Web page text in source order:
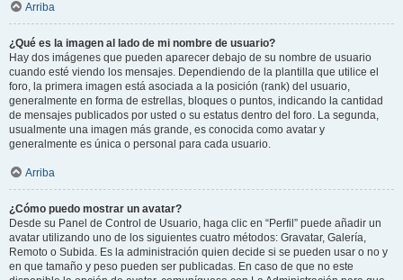
Arriba
¿Qué es la imagen al lado de mi nombre de usuario?
Hay dos imágenes que pueden aparecer debajo de su nombre de usuario
cuando esté viendo los mensajes. Dependiendo de la plantilla que utilice el
foro, la primera imagen está asociada a la posición (rank) del usuario,
generalmente en forma de estrellas, bloques o puntos, indicando la cantidad
de mensajes publicados por usted o su estatus dentro del foro. La segunda,
usualmente una imagen más grande, es conocida como avatar y
generalmente es única o personal para cada usuario.
Arriba
¿Cómo puedo mostrar un avatar?
Desde su Panel de Control de Usuario, haga clic en “Perfil” puede añadir un
avatar utilizando uno de los siguientes cuatro métodos: Gravatar, Galería,
Remoto o Subida. Es la administración quien decide si se pueden usar o no y
en que tamaño y peso pueden ser publicadas. En caso de que no este